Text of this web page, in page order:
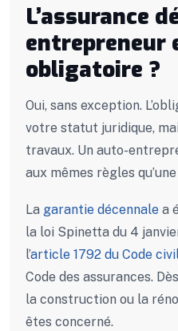
L’assurance
entrepreneur
obligatoire ?
Oui, sans exception.
votre statut juridique,
travaux. Un auto-
aux mêmes règles
La garantie décennale a
la loi Spinetta du 4
l’article 1792 du Code
Code des assurances.
la construction ou la
êtes concerné.